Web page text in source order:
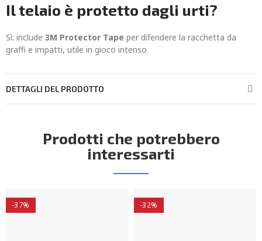
Il telaio è protetto dagli urti?
Sì: include 3M Protector Tape per difendere la racchetta da
graffi e impatti, utile in gioco intenso.
DETTAGLI DEL PRODOTTO
Prodotti che potrebbero
interessarti
-37% -32%